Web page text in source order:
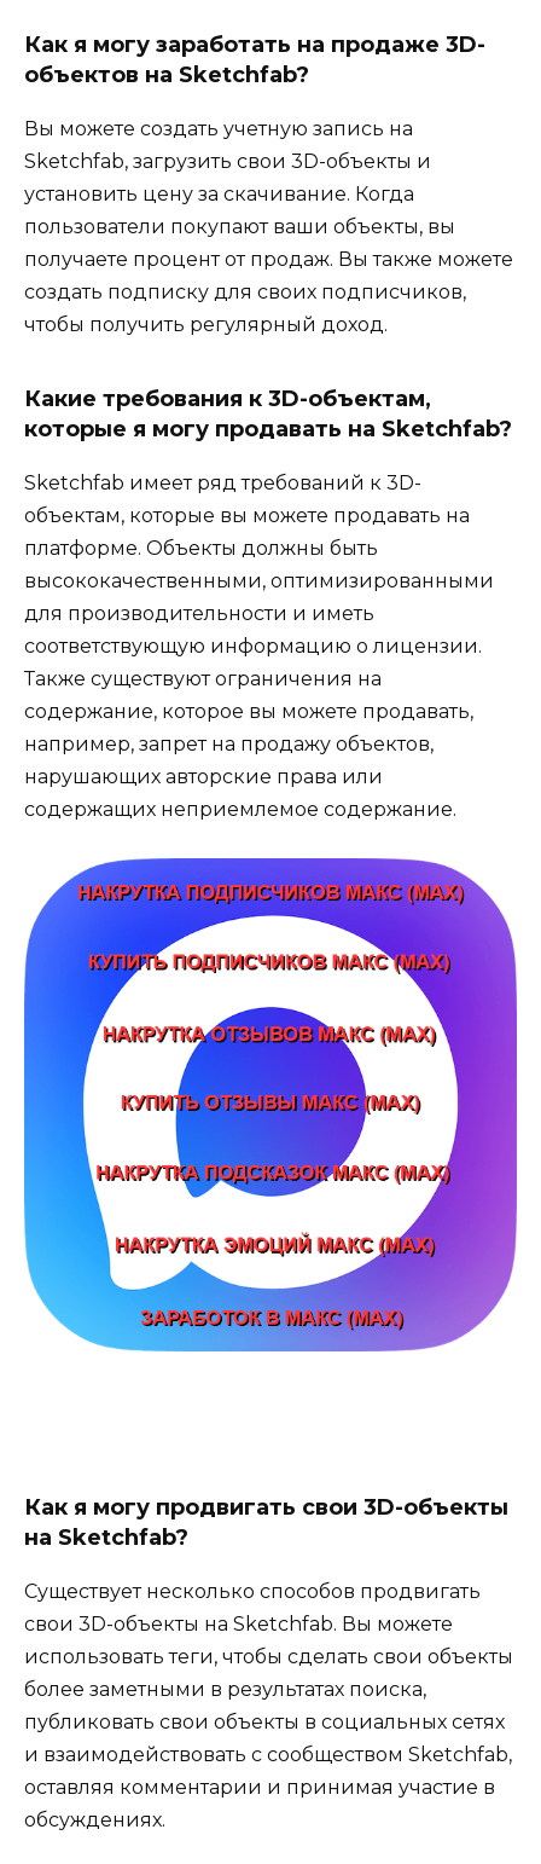
Как я могу заработать на продаже 3D-
объектов на Sketchfab?
Вы можете создать учетную запись на
Sketchfab, загрузить свои 3D-объекты и
установить цену за скачивание. Когда
пользователи покупают ваши объекты, вы
получаете процент от продаж. Вы также можете
создать подписку для своих подписчиков,
чтобы получить регулярный доход.
Какие требования к 3D-объектам,
которые я могу продавать на Sketchfab?
Sketchfab имеет ряд требований к 3D-
объектам, которые вы можете продавать на
платформе. Объекты должны быть
высококачественными, оптимизированными
для производительности и иметь
соответствующую информацию о лицензии.
Также существуют ограничения на
содержание, которое вы можете продавать,
например, запрет на продажу объектов,
нарушающих авторские права или
содержащих неприемлемое содержание.
Как я могу продвигать свои 3D-объекты
на Sketchfab?
Существует несколько способов продвигать
свои 3D-объекты на Sketchfab. Вы можете
использовать теги, чтобы сделать свои объекты
более заметными в результатах поиска,
публиковать свои объекты в социальных сетях
и взаимодействовать с сообществом Sketchfab,
оставляя комментарии и принимая участие в
обсуждениях.